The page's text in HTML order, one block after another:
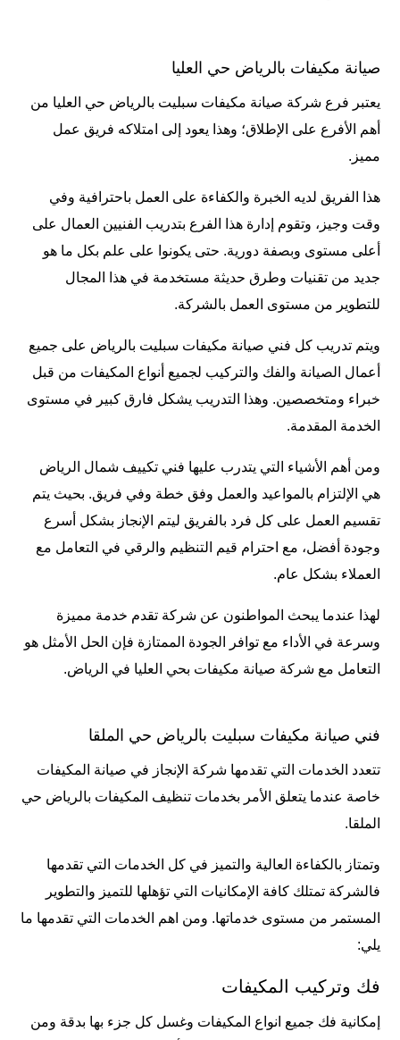
صيانة مكيفات بالرياض حي العليا
يعتبر فرع شركة صيانة مكيفات سبليت بالرياض حي العليا من
أهم الأفرع على الإطلاق؛ وهذا يعود إلى امتلاكه فريق عمل
مميز.
هذا الفريق لديه الخبرة والكفاءة على العمل باحترافية وفي
وقت وجيز، وتقوم إدارة هذا الفرع بتدريب الفنيين العمال على
أعلى مستوى وبصفة دورية. حتى يكونوا على علم بكل ما هو
جديد من تقنيات وطرق حديثة مستخدمة في هذا المجال
للتطوير من مستوى العمل بالشركة.
ويتم تدريب كل فني صيانة مكيفات سبليت بالرياض على جميع
أعمال الصيانة والفك والتركيب لجميع أنواع المكيفات من قبل
خبراء ومتخصصين. وهذا التدريب يشكل فارق كبير في مستوى
الخدمة المقدمة.
ومن أهم الأشياء التي يتدرب عليها فني تكييف شمال الرياض
هي الإلتزام بالمواعيد والعمل وفق خطة وفي فريق. بحيث يتم
تقسيم العمل على كل فرد بالفريق ليتم الإنجاز بشكل أسرع
وجودة أفضل، مع احترام قيم التنظيم والرقي في التعامل مع
العملاء بشكل عام.
لهذا عندما يبحث المواطنون عن شركة تقدم خدمة مميزة
وسرعة في الأداء مع توافر الجودة الممتازة فإن الحل الأمثل هو
التعامل مع شركة صيانة مكيفات بحي العليا في الرياض.
فني صيانة مكيفات سبليت بالرياض حي الملقا
تتعدد الخدمات التي تقدمها شركة الإنجاز في صيانة المكيفات
خاصة عندما يتعلق الأمر بخدمات تنظيف المكيفات بالرياض حي
الملقا.
وتمتاز بالكفاءة العالية والتميز في كل الخدمات التي تقدمها
فالشركة تمتلك كافة الإمكانيات التي تؤهلها للتميز والتطوير
المستمر من مستوى خدماتها. ومن اهم الخدمات التي تقدمها ما
يلي:
فك وتركيب المكيفات
إمكانية فك جميع انواع المكيفات وغسل كل جزء بها بدقة ومن